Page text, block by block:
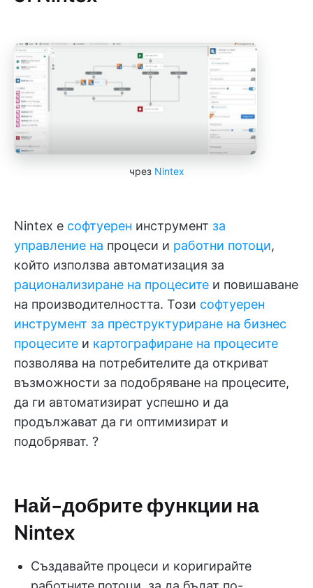
чрез Nintex
Nintex е софтуерен инструмент за
управление на процеси и работни потоци,
който използва автоматизация за
рационализиране на процесите и повишаване
на производителността. Този софтуерен
инструмент за преструктуриране на бизнес
процесите и картографиране на процесите
позволява на потребителите да откриват
възможности за подобряване на процесите,
да ги автоматизират успешно и да
продължават да ги оптимизират и
подобряват. ?
Най-добрите функции на
Nintex
Създавайте процеси и коригирайте